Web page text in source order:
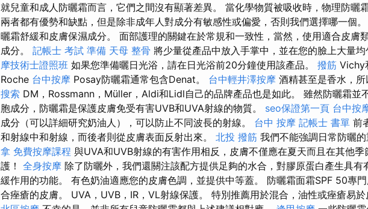
就兒童和成人防曬霜而言，它們之間沒有顯著差異。 當化學物質被吸收時，物理防曬
兩者都有優勢和缺點，但是除非成年人對成分有敏感性或偏愛，否則我們選擇哪一個
曬霜舒緩和皮膚保濕成分。 面部護理的關鍵在於常規和一致性，當然，使用適合皮膚
成分。 記帳士 考試 準備 天母 整骨 將少量從產品中放入手掌中，並在您的臉上大量均
摩技術士證照班 如果您準備曬日光浴，請在日光浴前20分鐘使用該產品。 撥筋 Vichy
Roche 台中按摩 Posay防曬霜通常包含Denat。 台中輕井澤按摩 酒精甚至是香水，所
搜索 DM，Rossmann，Müller，Aldi和Lidl自己的品牌產品也是如此。 雖然防曬霜並
胞成分，防曬霜是保護皮膚免受有害UVB和UVA射線的物質。 seo保證第一頁 台中按
成分（可以詳細研究奶油人），可以防止不同波長的射線。 台中 按摩 記帳士 書單 前
和射線中和射線，而後者則從皮膚表面反射出來。 北投 撥筋 我們不能強調日常防曬的
拿 免費按摩課程 與UVA和UVB射線的有害作用相反，皮膚不僅應在夏天而且在其他季
護！ 全身按摩 除了防曬外，我們還關注該配方提供足夠的水合，對膠原蛋白產生具有
緩作用的功能。 有色奶油適應您的皮膚色調，並提供中等蓋。 防曬霜面霜SPF 50專
合痤瘡的皮膚。 UVA，UVB，IR，VL射線保護。 特別推薦用於混合，油性或痤瘡易於